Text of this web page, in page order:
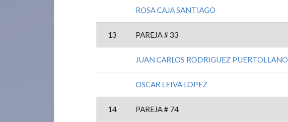
ROSA CAJA SANTIAGO
13 PAREJA # 33
JUAN CARLOS RODRIGUEZ PUERTOLLANO
OSCAR LEIVA LOPEZ
14 PAREJA # 74